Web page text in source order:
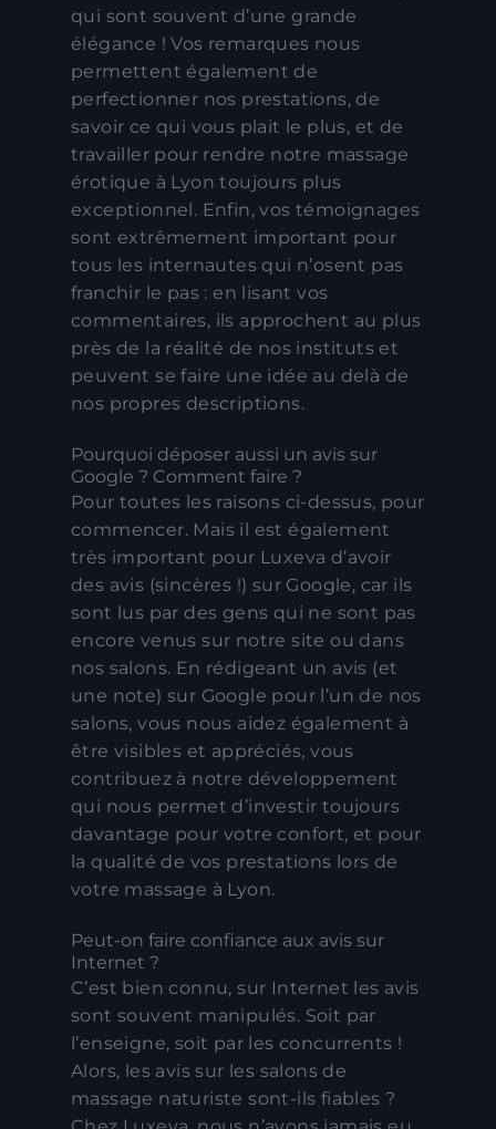
qui sont souvent d’une grande
élégance ! Vos remarques nous
permettent également de
perfectionner nos prestations, de
savoir ce qui vous plait le plus, et de
travailler pour rendre notre massage
érotique à Lyon toujours plus
exceptionnel. Enfin, vos témoignages
sont extrêmement important pour
tous les internautes qui n’osent pas
franchir le pas : en lisant vos
commentaires, ils approchent au plus
près de la réalité de nos instituts et
peuvent se faire une idée au delà de
nos propres descriptions.
Pourquoi déposer aussi un avis sur
Google ? Comment faire ?
Pour toutes les raisons ci-dessus, pour
commencer. Mais il est également
très important pour Luxeva d’avoir
des avis (sincères !) sur Google, car ils
sont lus par des gens qui ne sont pas
encore venus sur notre site ou dans
nos salons. En rédigeant un avis (et
une note) sur Google pour l’un de nos
salons, vous nous aidez également à
être visibles et appréciés, vous
contribuez à notre développement
qui nous permet d’investir toujours
davantage pour votre confort, et pour
la qualité de vos prestations lors de
votre massage à Lyon.
Peut-on faire confiance aux avis sur
Internet ?
C’est bien connu, sur Internet les avis
sont souvent manipulés. Soit par
l’enseigne, soit par les concurrents !
Alors, les avis sur les salons de
massage naturiste sont-ils fiables ?